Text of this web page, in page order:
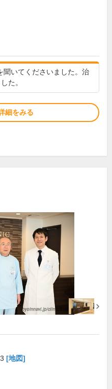
聞いてくださいました。治
た。
細をみる
[地図]